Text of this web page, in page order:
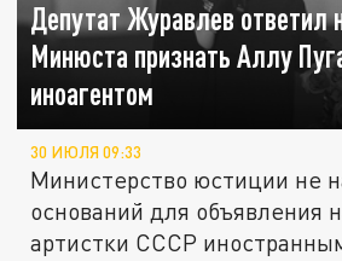
Депутат Журавлев ответил
Минюста признать Аллу
иноагентом
30 ИЮЛЯ 09:33
Министерство юстиции не
оснований для объявления
артистки СССР